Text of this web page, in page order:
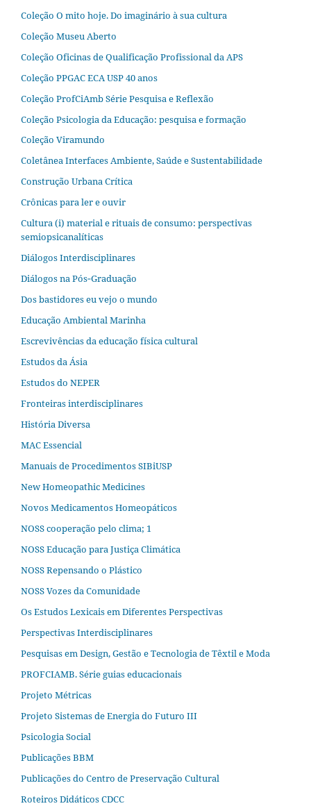
Coleção O mito hoje. Do imaginário à sua cultura
Coleção Museu Aberto
Coleção Oficinas de Qualificação Profissional da APS
Coleção PPGAC ECA USP 40 anos
Coleção ProfCiAmb Série Pesquisa e Reflexão
Coleção Psicologia da Educação: pesquisa e formação
Coleção Viramundo
Coletânea Interfaces Ambiente, Saúde e Sustentabilidade
Construção Urbana Crítica
Crônicas para ler e ouvir
Cultura (i) material e rituais de consumo: perspectivas
semiopsicanalíticas
Diálogos Interdisciplinares
Diálogos na Pós‐Graduação
Dos bastidores eu vejo o mundo
Educação Ambiental Marinha
Escrevivências da educação física cultural
Estudos da Ásia​
Estudos do NEPER
Fronteiras interdisciplinares
História Diversa
MAC Essencial
Manuais de Procedimentos SIBiUSP
New Homeopathic Medicines
Novos Medicamentos Homeopáticos
NOSS cooperação pelo clima; 1
NOSS Educação para Justiça Climática
NOSS Repensando o Plástico
NOSS Vozes da Comunidade
Os Estudos Lexicais em Diferentes Perspectivas
Perspectivas Interdisciplinares
Pesquisas em Design, Gestão e Tecnologia de Têxtil e Moda
PROFCIAMB. Série guias educacionais
Projeto Métricas
Projeto Sistemas de Energia do Futuro III
Psicologia Social
Publicações BBM
Publicações do Centro de Preservação Cultural
Roteiros Didáticos CDCC